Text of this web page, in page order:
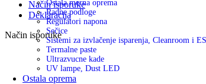
Ostala merna oprema
Radne podloge
Regulatori napona
Sečice
Sistemi za izvlačenje isparenja, Cleanroom i
Termalne paste
Ultrazvucne kade
UV lampe, Dust LED
Ostala oprema
Način isporuke
Deklaracija
Način isporuke